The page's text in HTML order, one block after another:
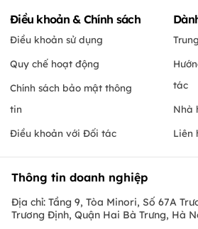
Điều khoản & Chính sách
Điều khoản sử dụng
Quy chế hoạt động
Chính sách bảo mật thông
tin
Điều khoản với Đối tác
tác
Nhà
Liên
Thông tin doanh nghiệp
Địa chỉ: Tầng 9, Tòa Minori, Số 67A
Trương Định, Quận Hai Bà Trưng, Hà